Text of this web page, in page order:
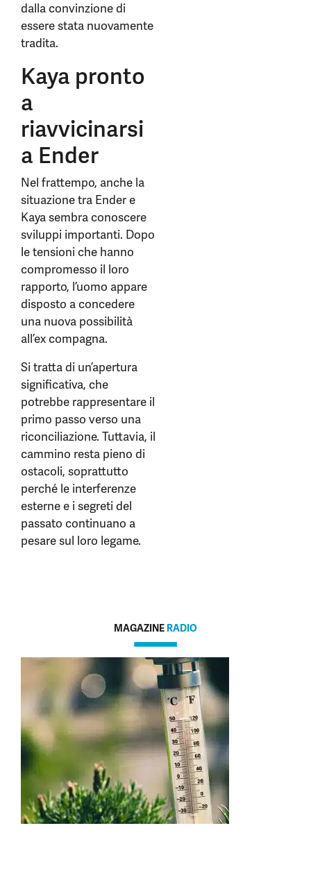
dalla convinzione di
essere stata nuovamente
tradita.
Kaya pronto
a
riavvicinarsi
a Ender
Nel frattempo, anche la
situazione tra Ender e
Kaya sembra conoscere
sviluppi importanti. Dopo
le tensioni che hanno
compromesso il loro
rapporto, l’uomo appare
disposto a concedere
una nuova possibilità
all’ex compagna.
Si tratta di un’apertura
significativa, che
potrebbe rappresentare il
primo passo verso una
riconciliazione. Tuttavia, il
cammino resta pieno di
ostacoli, soprattutto
perché le interferenze
esterne e i segreti del
passato continuano a
pesare sul loro legame.
MAGAZINE RADIO